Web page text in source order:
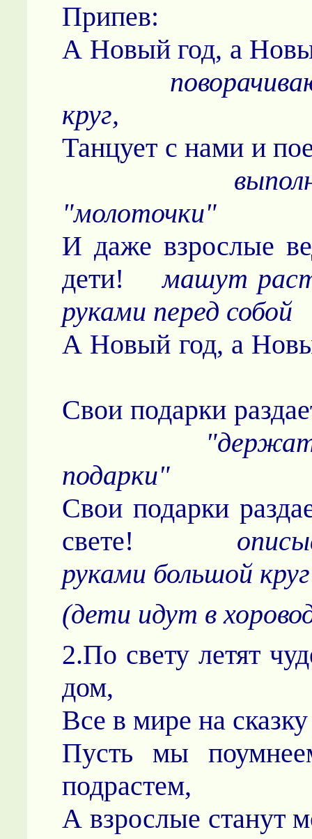
Припев:
А Новый год, а
круг,
Танцует с
"молоточки"
И даже взрослые
дети!машут
руками перед собой
А Новый год, а
Свои
подарки"
Свои подарки
свете!
руками большой
(дети идут в
2.По свету летят
дом,
Все в мире на
Пусть мы
подрастем,
А взрослые